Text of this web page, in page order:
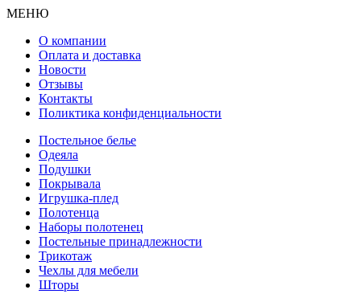
МЕНЮ
О компании
Оплата и доставка
Новости
Отзывы
Контакты
Поликтика конфиденциальности
Постельное белье
Одеяла
Подушки
Покрывала
Игрушка-плед
Полотенца
Наборы полотенец
Постельные принадлежности
Трикотаж
Чехлы для мебели
Шторы